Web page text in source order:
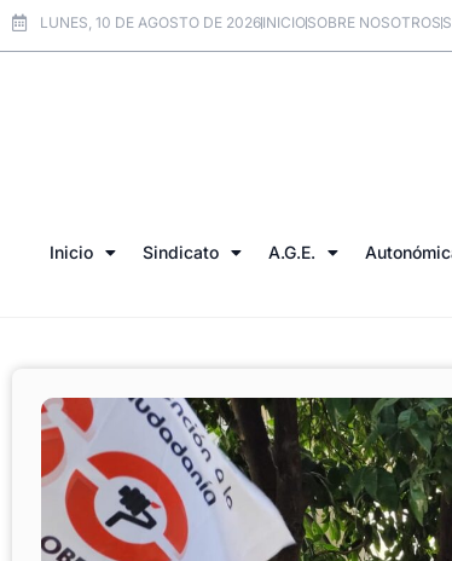
LUNES, 10 DE AGOSTO DE 2026INICIOSOBRE NOSOTROS
Inicio Sindicato A.G.E.